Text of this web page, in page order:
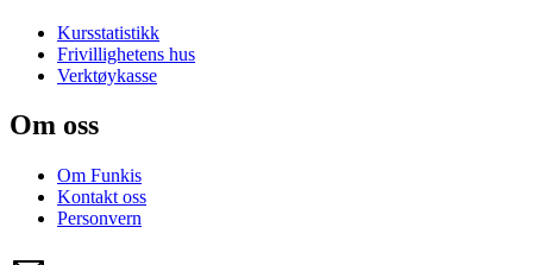
Kursstatistikk
Frivillighetens hus
Verktøykasse
Om oss
Om Funkis
Kontakt oss
Personvern